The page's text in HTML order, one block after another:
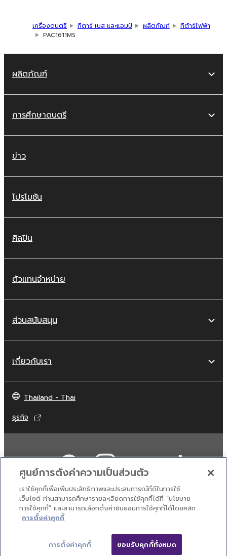
เครื่องดนตรี กีตาร์ เบส และแอมป์ ผลิตภัณฑ์
กีต้าร์ไฟฟ้า
PAC1611MS
ผลิตภัณฑ์
การศึกษาดนตรี
ข่าว
โปรโมชัน
ศิลปิน
ตัวแทนจำหน่าย
ส่วนสนับสนุน
เกี่ยวกับเรา
Thailand - Thai
ธุรกิจ
ติดต่อเรา
ศูนย์การตั้งค่าความเป็นส่วนตัว
เราใช้คุกกี้เพื่อเพิ่มประสิทธิภาพและประสบการณ์ที่ดีในการใช้
เว็บไซต์ ท่านสามารถศึกษารายละเอียดการใช้คุกกี้ได้ที่ “นโยบาย
การใช้คุกกี้” และสามารถเลือกตั้งค่ายินยอมการใช้คุกกี้ได้โดยคลิก
การตั้งค่าคุกกี้
การตั้งค่าคุกกี้ ยอมรับคุกกี้ทั้งหมด